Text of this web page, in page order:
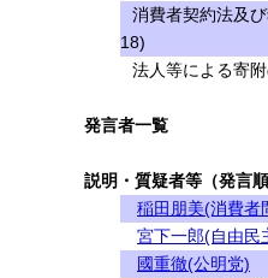
消費者契約法及
18)
法人等による寄
発言者一覧
説明・質疑者等（発言順
稲田朋美(消費者
宮下一郎(自由民
國重徹(公明党)